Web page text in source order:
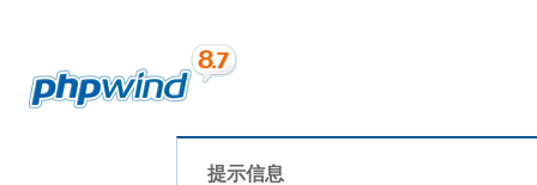
提示信息